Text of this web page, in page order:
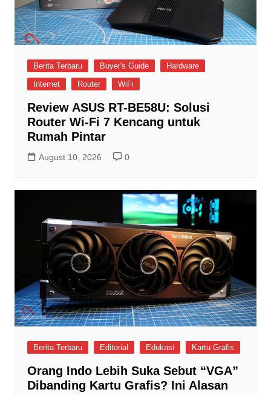
Berita Terbaru Buyer's Guide
Hardware
Internet
Router WiFi
Review ASUS RT-BE58U: Solusi
Router Wi-Fi 7 Kencang untuk
Rumah Pintar
August 10, 2026 0
Berita Terbaru Editorial Edukasi Kartu Grafis
Orang Indo Lebih Suka Sebut “VGA”
Dibanding Kartu Grafis? Ini Alasan